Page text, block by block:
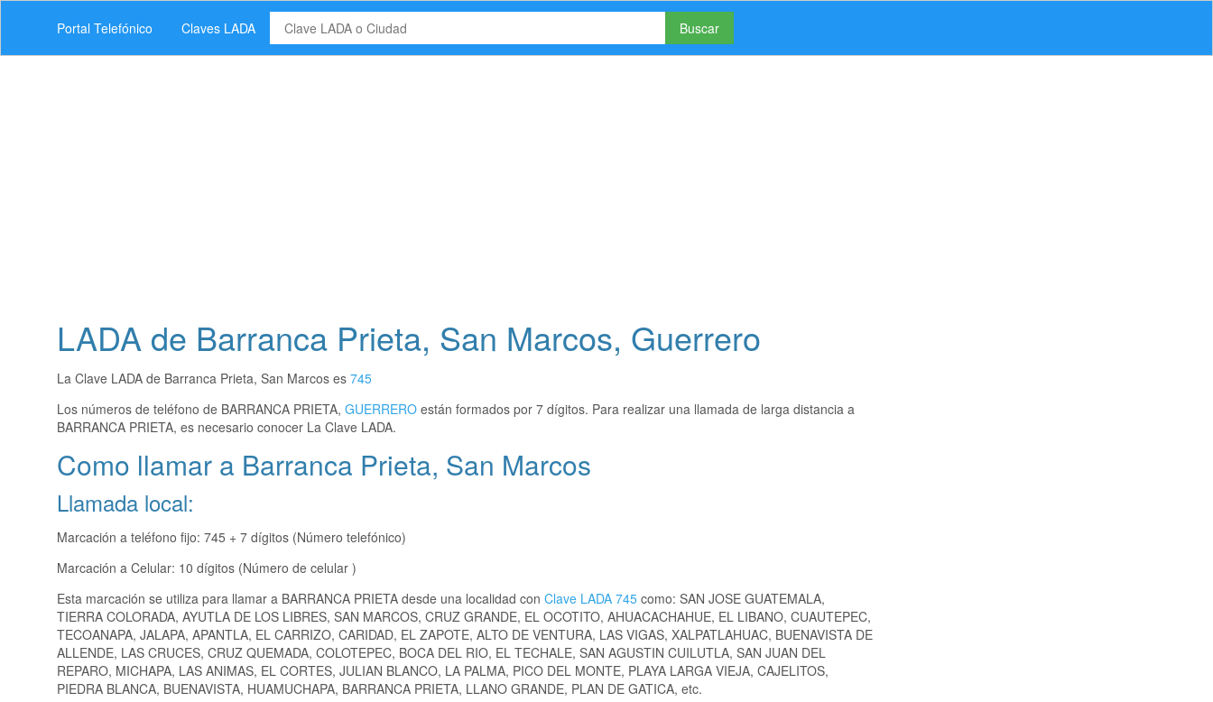
Portal Telefónico Claves LADA Buscar
LADA de Barranca Prieta, San Marcos, Guerrero
La Clave LADA de Barranca Prieta, San Marcos es 745
Los números de teléfono de BARRANCA PRIETA, GUERRERO están formados por 7 dígitos. Para realizar una llamada de larga distancia a
BARRANCA PRIETA, es necesario conocer La Clave LADA.
Como llamar a Barranca Prieta, San Marcos
Llamada local:
Marcación a teléfono fijo: 745 + 7 dígitos (Número telefónico)
Marcación a Celular: 10 dígitos (Número de celular )
Esta marcación se utiliza para llamar a BARRANCA PRIETA desde una localidad con Clave LADA 745 como: SAN JOSE GUATEMALA,
TIERRA COLORADA, AYUTLA DE LOS LIBRES, SAN MARCOS, CRUZ GRANDE, EL OCOTITO, AHUACACHAHUE, EL LIBANO, CUAUTEPEC,
TECOANAPA, JALAPA, APANTLA, EL CARRIZO, CARIDAD, EL ZAPOTE, ALTO DE VENTURA, LAS VIGAS, XALPATLAHUAC, BUENAVISTA DE
ALLENDE, LAS CRUCES, CRUZ QUEMADA, COLOTEPEC, BOCA DEL RIO, EL TECHALE, SAN AGUSTIN CUILUTLA, SAN JUAN DEL
REPARO, MICHAPA, LAS ANIMAS, EL CORTES, JULIAN BLANCO, LA PALMA, PICO DEL MONTE, PLAYA LARGA VIEJA, CAJELITOS,
PIEDRA BLANCA, BUENAVISTA, HUAMUCHAPA, BARRANCA PRIETA, LLANO GRANDE, PLAN DE GATICA, etc.